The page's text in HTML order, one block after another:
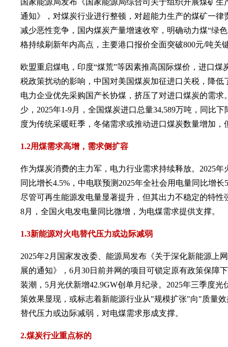
国家能源局发布《国家能源局综合司关于组织开展煤矿
通知》，对煤炭行业进行整顿，对超能力生产的煤矿一
减少恶性竞争，国内煤炭产量增速收窄，明确动力煤“绿
格持续刷新年内高点，主要港口报价全面突破800元/吨关
欧盟重启煤电，印度“煤荒”等因素推高国际煤价，进口
税政策扰动的影响，中国对美国煤炭加征进口关税，降
电力企业优先采购国产长协煤，挤压了对进口煤炭的需求
少，2025年1-9月，全国煤炭进口总量34,589万吨，同比
度为传统采暖旺季，冬储需求或推动进口煤炭数量增加
1.2用煤需求高增，需求侧扩容
作为煤炭消费的主力军，电力行业需求持续释放。2025年
同比增长4.5%，中电联预测2025年全社会用电量同比增
尽管可再生能源发电量显著提升，但其出力不稳定的特性
8月，全国火电发电量同比微增，为电煤需求提供支撑。
1.3新能源对火电替代压力或边际减弱
2025年2月国家发改委、能源局发布《关于深化新能源上
展的通知》，6月30日前并网的项目可锁定原有政策保障
装潮，5月光伏新增42.9GW创单月纪录。2025年三季度
策效果显现，或标志着新能源行业从"规模扩张"向"质量
替代压力或边际减弱，对电煤需求形成支撑。
2.煤炭行业重点标的